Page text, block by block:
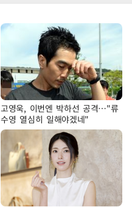
고영욱, 이번엔 박하선 공격…"류
수영 열심히 일해야겠네"